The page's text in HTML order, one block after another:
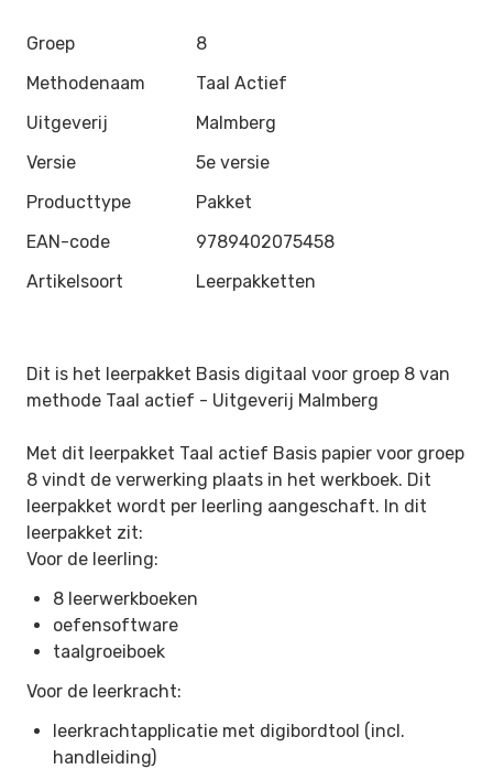
Groep
8
Methodenaam
Taal Actief
Uitgeverij
Malmberg
Versie
5e versie
Producttype
Pakket
EAN-code
9789402075458
Artikelsoort
Leerpakketten
Dit is het leerpakket Basis digitaal voor groep 8 van
methode Taal actief - Uitgeverij Malmberg
Met dit leerpakket Taal actief Basis papier voor groep
8 vindt de verwerking plaats in het werkboek. Dit
leerpakket wordt per leerling aangeschaft. In dit
leerpakket zit:
Voor de leerling:
8 leerwerkboeken
oefensoftware
taalgroeiboek
Voor de leerkracht:
leerkrachtapplicatie met digibordtool (incl.
handleiding)